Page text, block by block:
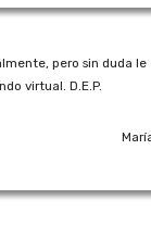
pero sin duda le
virtual. D.E.P.